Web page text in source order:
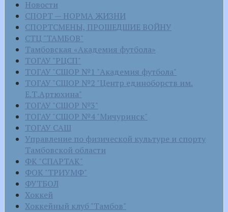
Новости
СПОРТ — НОРМА ЖИЗНИ
СПОРТСМЕНЫ, ПРОШЕДШИЕ ВОЙНУ
СТЦ "ТАМБОВ"
Тамбовская «Академия футбола»
ТОГАУ "РЦСП"
ТОГАУ "СШОР №1 "Академия футбола"
ТОГАУ "СШОР №2 "Центр единоборств им.
Е.Т.Артюхина"
ТОГАУ "СШОР №3"
ТОГАУ "СШОР №4 "Мичуринск"
ТОГАУ САШ
Управление по физической культуре и спорту
Тамбовской области
ФК "СПАРТАК"
ФОК "ТРИУМФ"
ФУТБОЛ
Хоккей
Хоккейный клуб "Тамбов"